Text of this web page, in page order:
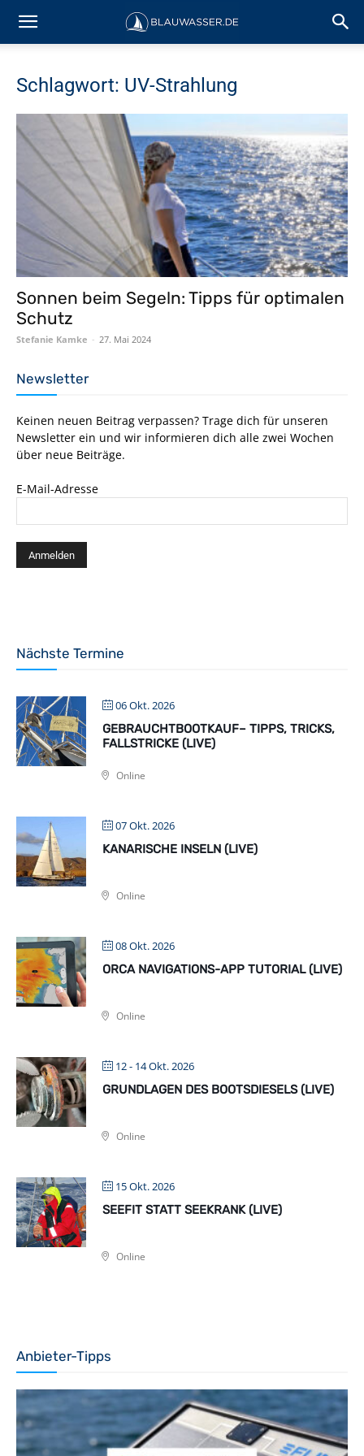
Schlagwort: UV-Strahlung
Sonnen beim Segeln: Tipps für optimalen
Schutz
Stefanie Kamke - 27. Mai 2024
Newsletter
Keinen neuen Beitrag verpassen? Trage dich für unseren
Newsletter ein und wir informieren dich alle zwei Wochen
über neue Beiträge.
E-Mail-Adresse
Nächste Termine
06 Okt. 2026
GEBRAUCHTBOOTKAUF– TIPPS, TRICKS,
FALLSTRICKE (LIVE)
Online
07 Okt. 2026
KANARISCHE INSELN (LIVE)
Online
08 Okt. 2026
ORCA NAVIGATIONS-APP TUTORIAL (LIVE)
Online
12 - 14 Okt. 2026
GRUNDLAGEN DES BOOTSDIESELS (LIVE)
Online
15 Okt. 2026
SEEFIT STATT SEEKRANK (LIVE)
Online
Anbieter-Tipps